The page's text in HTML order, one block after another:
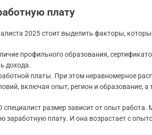
плату
2025 стоит выделить факторы,
профильного образования,
дохода.
платы. При этом неравномерное
включая опыт, регион и образование, а
специалист размер зависит от опыт
плату. И она возрастает с